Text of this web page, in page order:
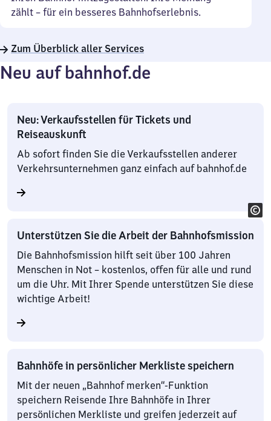
zählt – für ein besseres Bahnhofserlebnis.
Zum Überblick aller Services
Neu auf bahnhof.de
Neu: Verkaufsstellen für Tickets und
Reiseauskunft
Ab sofort finden Sie die Verkaufsstellen anderer
Verkehrsunternehmen ganz einfach auf bahnhof.de
Unterstützen Sie die Arbeit der Bahnhofsmission
Die Bahnhofsmission hilft seit über 100 Jahren
Menschen in Not – kostenlos, offen für alle und rund
um die Uhr. Mit Ihrer Spende unterstützen Sie diese
wichtige Arbeit!
Bahnhöfe in persönlicher Merkliste speichern
Mit der neuen „Bahnhof merken“-Funktion
speichern Reisende Ihre Bahnhöfe in Ihrer
persönlichen Merkliste und greifen jederzeit auf